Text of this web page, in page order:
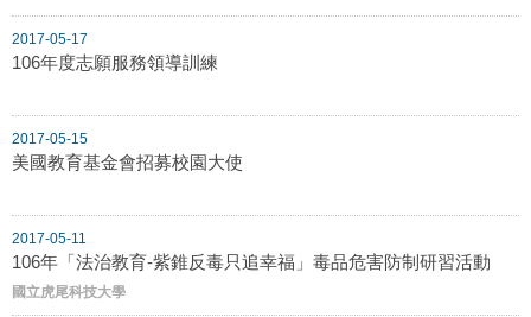
2017-05-17
106年度志願服務領導訓練
2017-05-15
美國教育基金會招募校園大使
2017-05-11
106年「法治教育-紫錐反毒只追幸福」毒品危害防制研習活動
國立虎尾科技大學